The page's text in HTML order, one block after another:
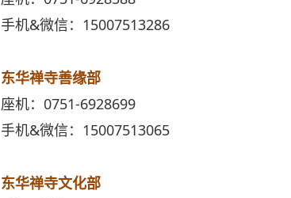
手机&微信：15007513286
东华禅寺善缘部
座机：0751-6928699
手机&微信：15007513065
东华禅寺文化部